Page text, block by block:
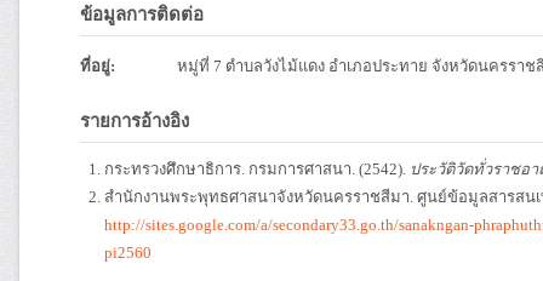
ข้อมูลการติดต่อ
ที่อยู่: หมู่ที่ 7 ตำบลวังไม้แดง อำเภอประทาย จังหวัดนครราช
รายการอ้างอิง
กระทรวงศึกษาธิการ. กรมการศาสนา. (2542). ประวัติวัดทั่วราชอ
สำนักงานพระพุทธศาสนาจังหวัดนครราชสีมา. ศูนย์ข้อมูลสารสน
http://sites.google.com/a/secondary33.go.th/sanakngan-
pi2560